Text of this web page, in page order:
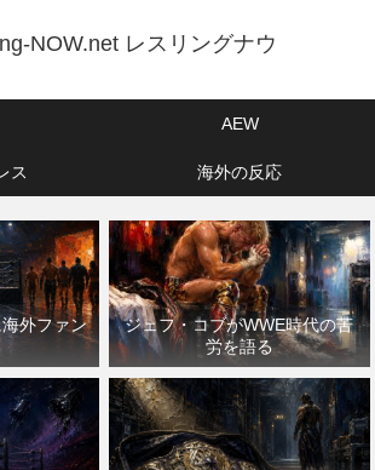
NOW.net レスリングナウ
AEW
ス 海外の反応
外ファン
ジェフ・コブがWWE時代の苦
労を語る